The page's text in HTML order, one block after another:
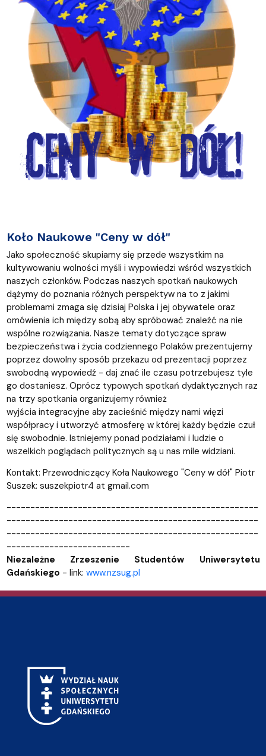
Koło Naukowe "Ceny w dół"
Jako społeczność skupiamy się przede wszystkim na
kultywowaniu wolności myśli i wypowiedzi wśród wszystkich
naszych członków. Podczas naszych spotkań naukowych
dążymy do poznania różnych perspektyw na to z jakimi
problemami zmaga się dzisiaj Polska i jej obywatele oraz
omówienia ich między sobą aby spróbować znaleźć na nie
wspólne rozwiązania. Nasze tematy dotyczące spraw
bezpieczeństwa i życia codziennego Polaków prezentujemy
poprzez dowolny sposób przekazu od prezentacji poprzez
swobodną wypowiedź - daj znać ile czasu potrzebujesz tyle
go dostaniesz. Oprócz typowych spotkań dydaktycznych raz
na trzy spotkania organizujemy również
wyjścia integracyjne aby zacieśnić między nami więzi
współpracy i utworzyć atmosferę w której każdy będzie czuł
się swobodnie. Istniejemy ponad podziałami i ludzie o
wszelkich poglądach politycznych są u nas mile widziani.
Kontakt: Przewodniczący Koła Naukowego "Ceny w dół" Piotr
Suszek: suszekpiotr4 at gmail.com
-----------------------------------------------------
-----------------------------------------------------
-----------------------------------------------------
--------------------------
Niezależne Zrzeszenie Studentów Uniwersytetu
Gdańskiego - link: www.nzsug.pl